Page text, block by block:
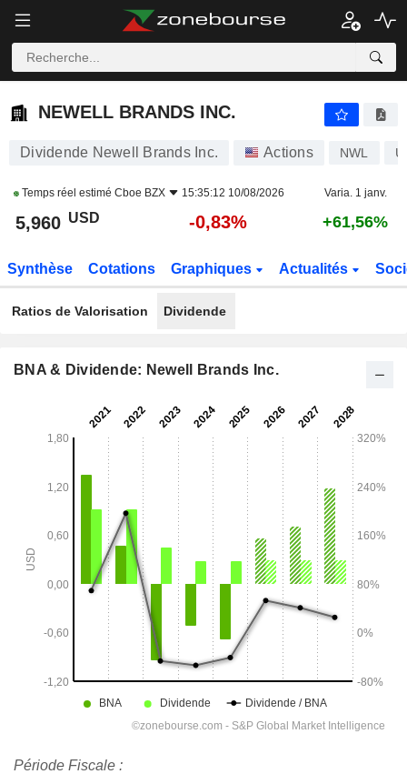
NEWELL BRANDS INC.
NEWELL BRANDS INC.
Dividende Newell Brands Inc. Actions NWL
Temps réel estimé Cboe BZX 15:35:12 10/08/2026 Varia. 1 janv.
5,960 USD -0,83% +61,56%
Synthèse Cotations Graphiques Actualités
Ratios de Valorisation Dividende
BNA & Dividende: Newell Brands Inc.
Période Fiscale :